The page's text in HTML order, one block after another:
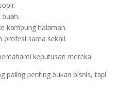
kampung halaman.
profesi sama sekali.
keputusan mereka.
paling penting bukan bisnis, tapi